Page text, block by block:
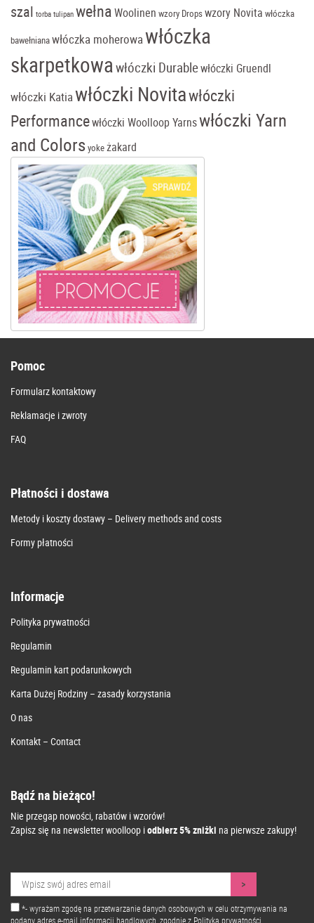
szal torba tulipan wełnaWoolinen wzory Dropswzory Novita włóczka
bawełnianawłóczka moherowawłóczka
skarpetkowawłóczki Durablewłóczki Gruendl
włóczki Katiawłóczki Novitawłóczki
Performancewłóczki Woolloop Yarnswłóczki Yarn
and Colorsyokeżakard
Pomoc
Formularz kontaktowy
Reklamacje i zwroty
FAQ
Płatności i dostawa
Metody i koszty dostawy – Delivery methods and costs
Formy płatności
Informacje
Polityka prywatności
Regulamin
Regulamin kart podarunkowych
Karta Dużej Rodziny – zasady korzystania
O nas
Kontakt – Contact
Bądź na bieżąco!
Nie przegap nowości, rabatów i wzorów!
Zapisz się na newsletter woolloop iodbierz 5% zniżki na pierwsze zakupy!
*- wyrażam zgodę na przetwarzanie danych osobowych w celu otrzymywania na
podany adres e-mail informacji handlowych, zgodnie z Polityką prywatności.